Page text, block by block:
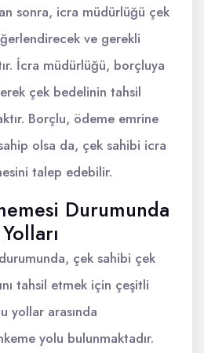
sonra, icra müdürlüğü çek
ve gerekli
İcra müdürlüğü, borçluya
çek bedelinin tahsil
Borçlu, ödeme emrine
olsa da, çek sahibi icra
talep edebilir.
Durumunda
çek sahibi çek
tahsil etmek için çeşitli
yollar arasında
yolu bulunmaktadır.